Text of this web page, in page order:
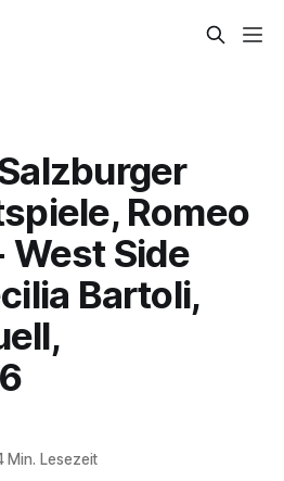
Romeo
West Side
Bartoli,
Min. Lesezeit